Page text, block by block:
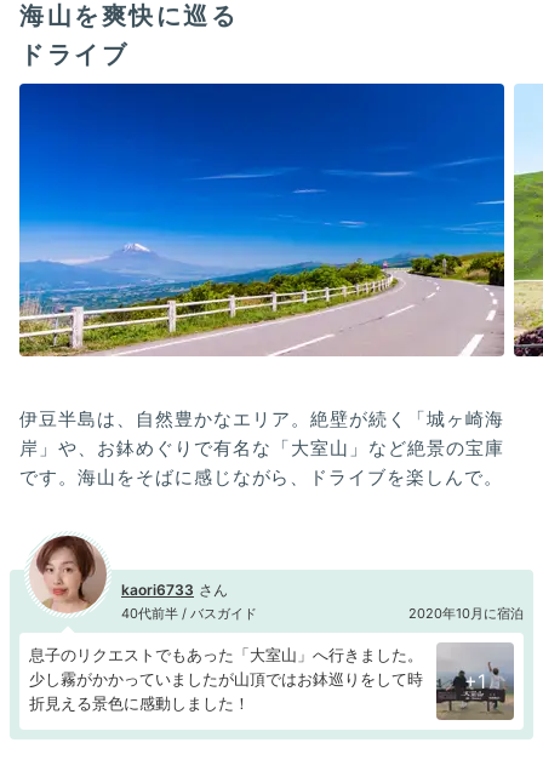
海山を爽快に巡る
ドライブ
伊豆半島は、自然豊かなエリア。絶壁が続く「城ヶ崎海
岸」や、お鉢めぐりで有名な「大室山」など絶景の宝庫
です。海山をそばに感じながら、ドライブを楽しんで。
kaori6733
40代前半 / バスガイド 2020年10月に宿泊
息子のリクエストでもあった「大室山」へ行きました。
少し霧がかかっていましたが山頂ではお鉢巡りをして時
折見える景色に感動しました！
+1